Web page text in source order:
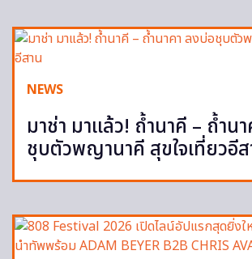
NEWS
มาช่า มาแล้ว! ถ้ำนาคี – ถ้ำน
ชุบตัวพญานาคี สุขใจเที่ยวอี